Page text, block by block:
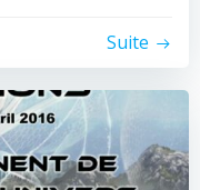
Suite